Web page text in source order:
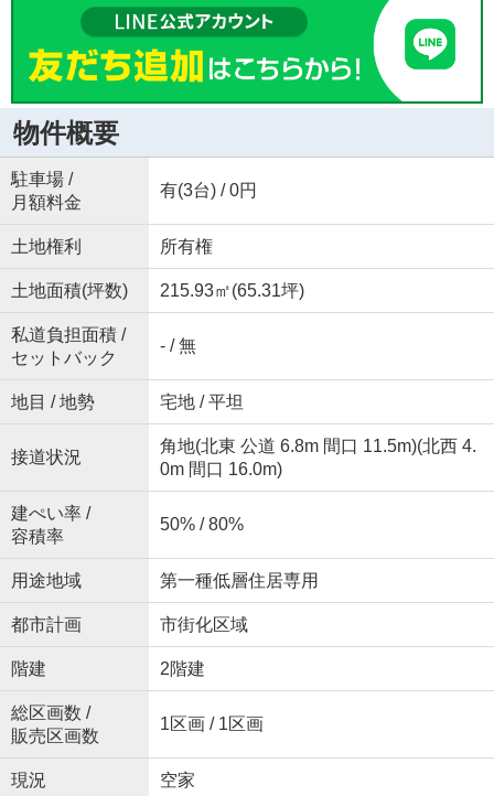
物件概要
駐車場 /
月額料金
有(3台) / 0円
土地権利 所有権
土地面積(坪数) 215.93㎡(65.31坪)
私道負担面積 /
セットバック
- / 無
地目 / 地勢 宅地 / 平坦
接道状況
角地(北東 公道 6.8m 間口 11.5m)(北西 4.
0m 間口 16.0m)
建ぺい率 /
容積率
50% / 80%
用途地域 第一種低層住居専用
都市計画 市街化区域
階建 2階建
総区画数 /
販売区画数
1区画 / 1区画
現況 空家